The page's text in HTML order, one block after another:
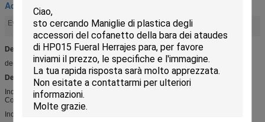
Accessori del cofanetto
Evidenziare: Accessori della bara,hardware del cofanetto
Dettaglio rapido:
decorazione DP024 della bara
Descrizione:
Incrocio di plastica per la bara
Colore: Dorato
Incrocio di plastica DP024